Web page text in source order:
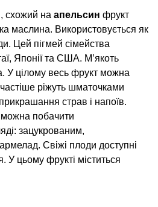
схожий на апельсин фрукт
маслина. Використовується як
Цей пігмей сімейства
Японії та США. М’якоть
У цілому весь фрукт можна
частіше ріжуть шматочками
страв і напоїв.
побачити
зацукрованим,
Свіжі плоди доступні
У цьому фрукті міститься